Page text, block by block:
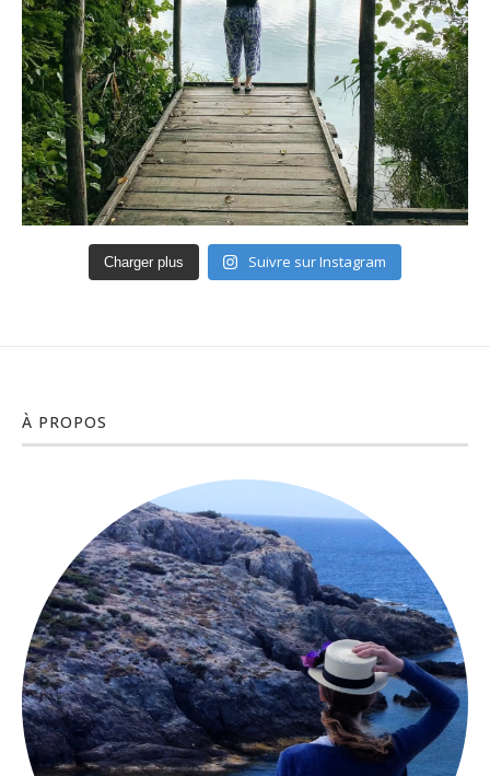
Charger plus Suivre sur Instagram
À PROPOS